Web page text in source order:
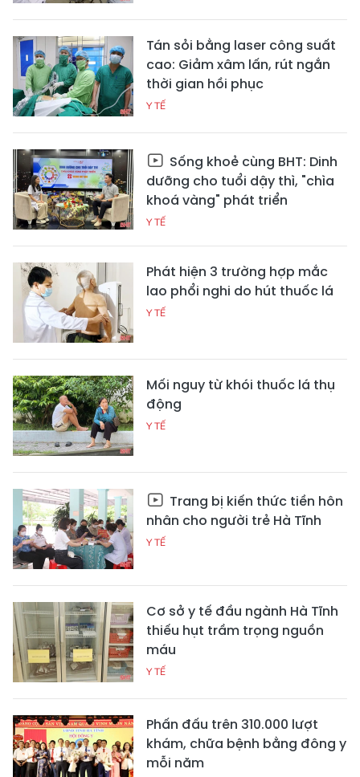
Tán sỏi bằng laser công suất
cao: Giảm xâm lấn, rút ngắn
thời gian hồi phục
Y TẾ
Sống khoẻ cùng BHT: Dinh
dưỡng cho tuổi dậy thì, "chìa
khoá vàng" phát triển
Y TẾ
Phát hiện 3 trường hợp mắc
lao phổi nghi do hút thuốc lá
Y TẾ
Mối nguy từ khói thuốc lá thụ
động
Y TẾ
Trang bị kiến thức tiền hôn
nhân cho người trẻ Hà Tĩnh
Y TẾ
Cơ sở y tế đầu ngành Hà Tĩnh
thiếu hụt trầm trọng nguồn
máu
Y TẾ
Phấn đấu trên 310.000 lượt
khám, chữa bệnh bằng đông y
mỗi năm